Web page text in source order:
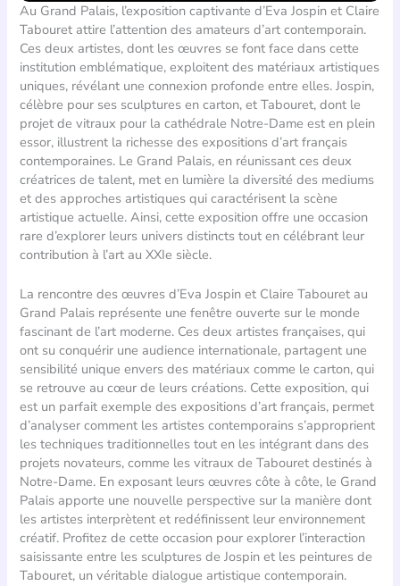
Au Grand Palais, l’exposition captivante d’Eva Jospin et Claire
Tabouret attire l’attention des amateurs d’art contemporain.
Ces deux artistes, dont les œuvres se font face dans cette
institution emblématique, exploitent des matériaux artistiques
uniques, révélant une connexion profonde entre elles. Jospin,
célèbre pour ses sculptures en carton, et Tabouret, dont le
projet de vitraux pour la cathédrale Notre-Dame est en plein
essor, illustrent la richesse des expositions d’art français
contemporaines. Le Grand Palais, en réunissant ces deux
créatrices de talent, met en lumière la diversité des mediums
et des approches artistiques qui caractérisent la scène
artistique actuelle. Ainsi, cette exposition offre une occasion
rare d’explorer leurs univers distincts tout en célébrant leur
contribution à l’art au XXIe siècle.
La rencontre des œuvres d’Eva Jospin et Claire Tabouret au
Grand Palais représente une fenêtre ouverte sur le monde
fascinant de l’art moderne. Ces deux artistes françaises, qui
ont su conquérir une audience internationale, partagent une
sensibilité unique envers des matériaux comme le carton, qui
se retrouve au cœur de leurs créations. Cette exposition, qui
est un parfait exemple des expositions d’art français, permet
d’analyser comment les artistes contemporains s’approprient
les techniques traditionnelles tout en les intégrant dans des
projets novateurs, comme les vitraux de Tabouret destinés à
Notre-Dame. En exposant leurs œuvres côte à côte, le Grand
Palais apporte une nouvelle perspective sur la manière dont
les artistes interprètent et redéfinissent leur environnement
créatif. Profitez de cette occasion pour explorer l’interaction
saisissante entre les sculptures de Jospin et les peintures de
Tabouret, un véritable dialogue artistique contemporain.